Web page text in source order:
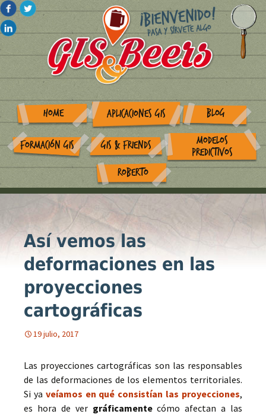
HOME APLICACIONES GIS BLOG
FORMACIÓN GIS GIS & FRIENDS
MODELOS
PREDICTIVOS
ROBERTO
Así vemos las
deformaciones en las
proyecciones
cartográficas
19 julio, 2017
Las proyecciones cartográficas son las responsables
de las deformaciones de los elementos territoriales.
Si ya veíamos en qué consistían las proyecciones,
es hora de ver gráficamentecómo afectan a las